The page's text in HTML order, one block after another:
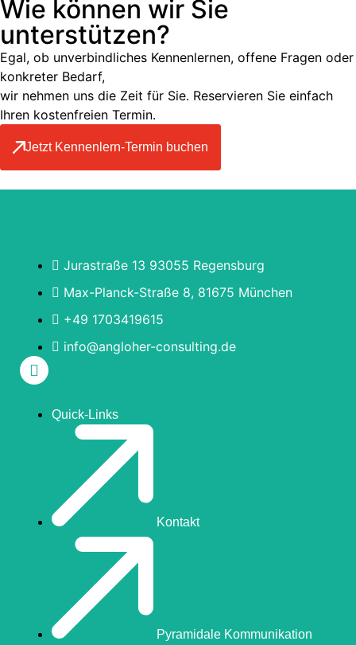
Wie können wir Sie
unterstützen?
Egal, ob unverbindliches Kennenlernen, offene Fragen oder
konkreter Bedarf,
wir nehmen uns die Zeit für Sie. Reservieren Sie einfach
Ihren kostenfreien Termin.
Jetzt Kennenlern-Termin buchen
Jurastraße 13 93055 Regensburg
Max-Planck-Straße 8, 81675 München
+49 1703419615
info@angloher-consulting.de
Quick-Links
Kontakt
Pyramidale Kommunikation